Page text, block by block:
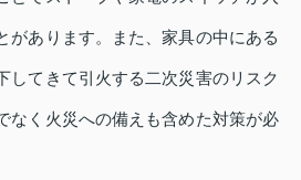
があります。また、家具の中にある
してきて引火する二次災害のリスク
なく火災への備えも含めた対策が必